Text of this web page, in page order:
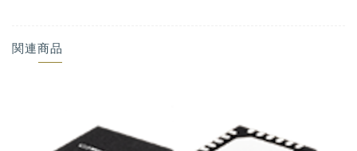
関連商品